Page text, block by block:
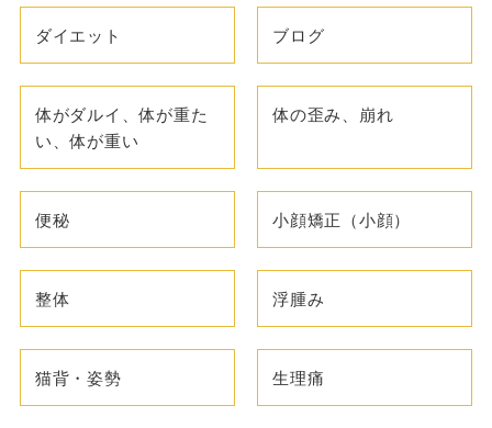
ダイエット ブログ
体がダルイ、体が重た
い、体が重い
体の歪み、崩れ
便秘 小顔矯正（小顔）
整体 浮腫み
猫背・姿勢 生理痛